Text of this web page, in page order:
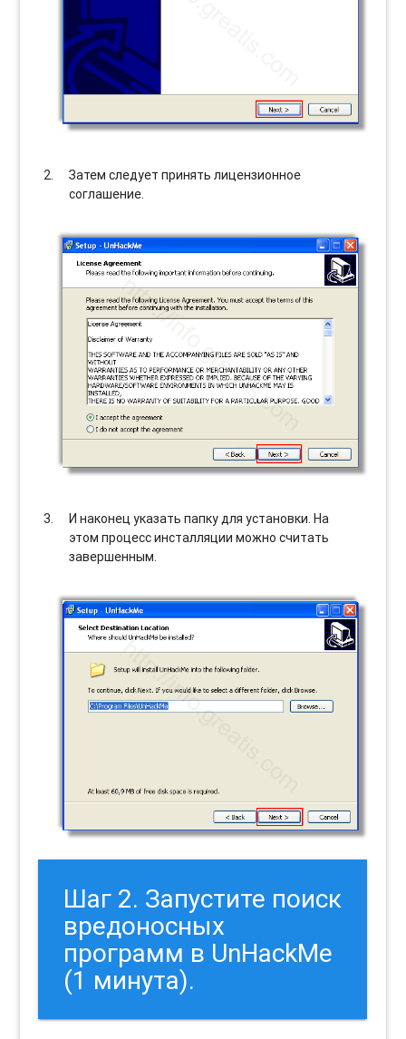
Затем следует принять лицензионное
соглашение.
И наконец указать папку для установки. На
этом процесс инсталляции можно считать
завершенным.
Шаг 2. Запустите поиск
вредоносных
программ в UnHackMe
(1 минута).